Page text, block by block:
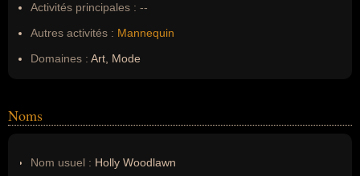
Activités principales : --
Autres activités : Mannequin
Domaines : Art, Mode
Noms
Nom usuel : Holly Woodlawn